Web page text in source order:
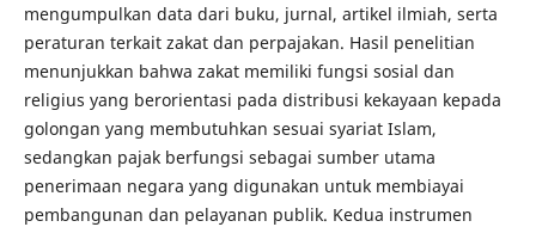
mengumpulkan data dari buku, jurnal, artikel ilmiah, serta
peraturan terkait zakat dan perpajakan. Hasil penelitian
menunjukkan bahwa zakat memiliki fungsi sosial dan
religius yang berorientasi pada distribusi kekayaan kepada
golongan yang membutuhkan sesuai syariat Islam,
sedangkan pajak berfungsi sebagai sumber utama
penerimaan negara yang digunakan untuk membiayai
pembangunan dan pelayanan publik. Kedua instrumen